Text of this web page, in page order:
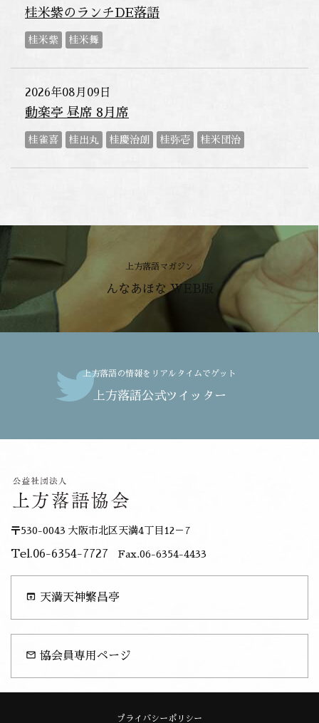
桂米紫のランチDE落語
桂米紫 桂米舞
2026年08月09日
動楽亭 昼席 8月席
桂雀喜 桂出丸 桂慶治朗 桂弥壱 桂米団治
上方落語マガジン
んなあほな WEB版
上方落語の情報をリアルタイムでゲット
上方落語公式ツイッター
〒530-0043 大阪市北区天満4丁目12－7
Tel.06-6354-7727 Fax.06-6354-4433
open_in_browser 天満天神繁昌亭
mail_outline 協会員専用ページ
プライバシーポリシー